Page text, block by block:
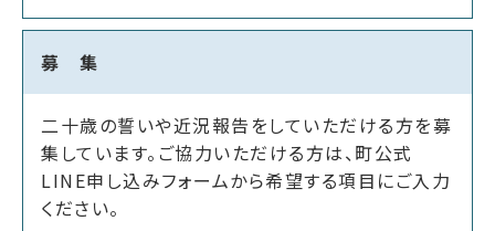
募 集
二十歳の誓いや近況報告をしていただける方を募
集しています。ご協力いただける方は、町公式
LINE申し込みフォームから希望する項目にご入力
ください。